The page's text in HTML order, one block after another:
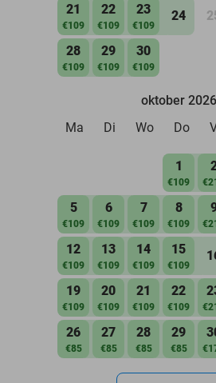
21
€109
22
€109
23
€109
24
28
€109
29
€109
30
€109
oktober 2026
Ma
Di Wo Do
1
€109
5
€109
6
€109
7
€109
8
€109
12
€109
13
€109
14
€109
15
€109
19
€109
20
€109
21
€109
22
€109
26
€85
27
€85
28
€85
29
€85